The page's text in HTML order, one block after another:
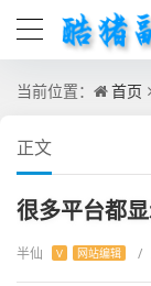
当前位置： 首页
正文
很多平台都
半仙 V 网站编辑 /